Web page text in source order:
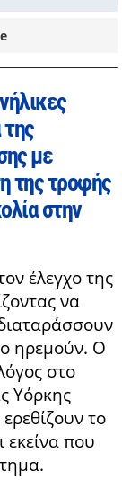
με
της τροφής
στην
έλεγχο της
να
ηρεμούν. Ο
στο
Υόρκης
το
που